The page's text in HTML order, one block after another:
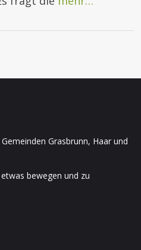
Grasbrunn, Haar und
bewegen und zu